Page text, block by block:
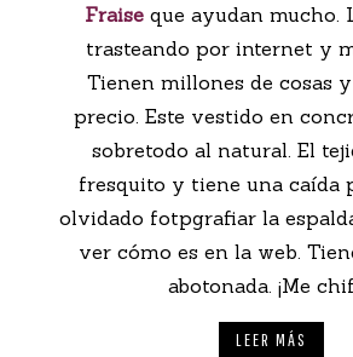
Fraise que ayudan mucho.
trasteando por internet y
Tienen millones de cosas
precio. Este vestido en
sobretodo al natural. El
fresquito y tiene una caída
olvidado fotpgrafiar la
ver cómo es en la web.
abotonada. ¡Me
LEER MÁS